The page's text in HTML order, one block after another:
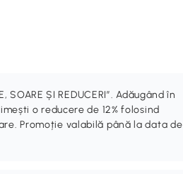
ȘI REDUCERI”. Adăugând în
o reducere de 12% folosind
Promoție valabilă până la data de